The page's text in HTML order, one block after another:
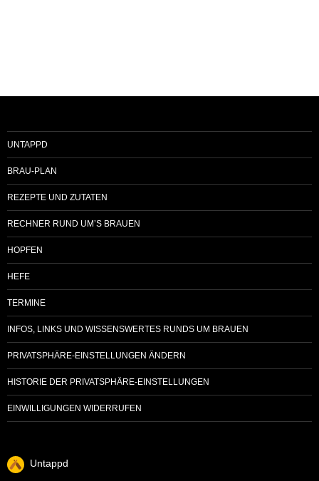
UNTAPPD
BRAU-PLAN
REZEPTE UND ZUTATEN
RECHNER RUND UM’S BRAUEN
HOPFEN
HEFE
TERMINE
INFOS, LINKS UND WISSENSWERTES RUNDS UM BRAUEN
PRIVATSPHÄRE-EINSTELLUNGEN ÄNDERN
HISTORIE DER PRIVATSPHÄRE-EINSTELLUNGEN
EINWILLIGUNGEN WIDERRUFEN
Untappd